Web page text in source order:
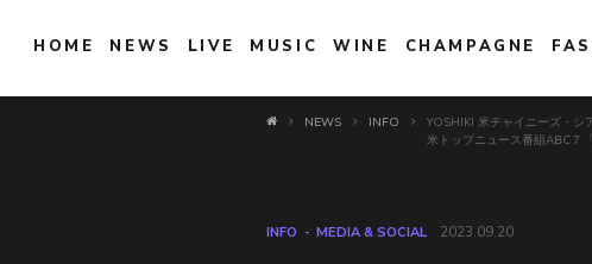
HOME NEWS LIVE MUSIC WINE CHAMPAGNE
NEWS INFO
YOSHIKI 米チャイニーズ・シ
米トップニュース番組ABC７
INFO MEDIA & SOCIAL 2023.09.20